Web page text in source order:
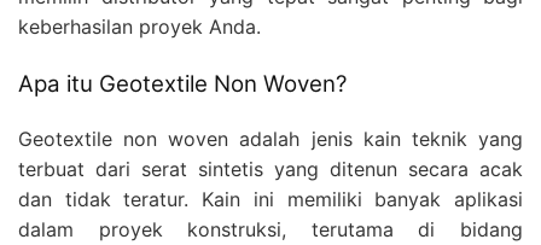
keberhasilan proyek Anda.
Apa itu Geotextile Non Woven?
Geotextile non woven adalah jenis kain teknik yang
terbuat dari serat sintetis yang ditenun secara acak
dan tidak teratur. Kain ini memiliki banyak aplikasi
dalam proyek konstruksi, terutama di bidang